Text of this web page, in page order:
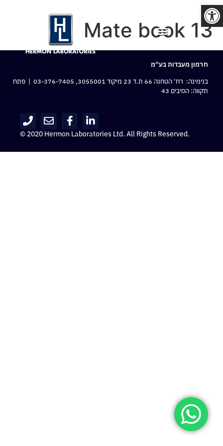
פתח סרגל נגישות
Mate book 13
חרמון מעבדות בע“מ
בנימינה: רח‘ הטחנה 66 ת.ד 23 מיקוד 3055001,
03-376-7405 | פתח
תקווה: הסיבים 43
© 2020 Hermon Laboratories Ltd. All Rights Reserved.